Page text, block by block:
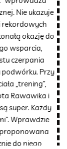
Nie ukazuje
rekordowych
okazję do
wsparcia,
czerpania
Przy
„trening”,
Rawawika i
super. Każdy
Wprawdzie
do niego